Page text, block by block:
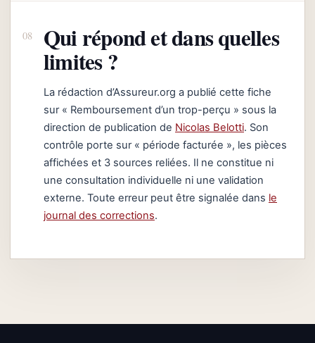
Qui répond et dans quelles
limites ?
La rédaction d’Assureur.org a publié cette fiche
sur « Remboursement d’un trop-perçu » sous la
direction de publication de Nicolas Belotti. Son
contrôle porte sur « période facturée », les pièces
affichées et 3 sources reliées. Il ne constitue ni
une consultation individuelle ni une validation
externe. Toute erreur peut être signalée dans le
journal des corrections.